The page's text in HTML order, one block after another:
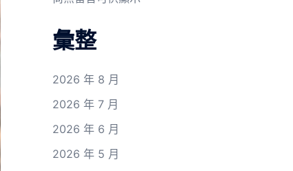
彙整
2026 年 8 月
2026 年 7 月
2026 年 6 月
2026 年 5 月